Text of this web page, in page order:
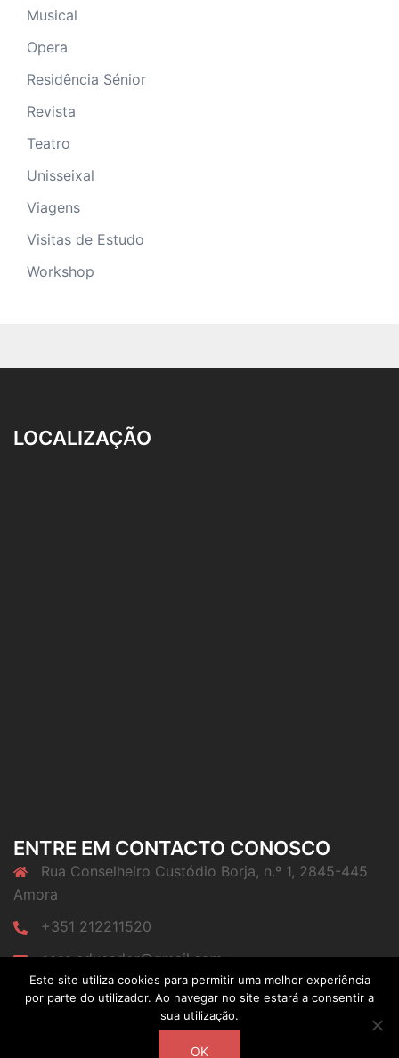
Musical
Opera
Residência Sénior
Revista
Teatro
Unisseixal
Viagens
Visitas de Estudo
Workshop
LOCALIZAÇÃO
ENTRE EM CONTACTO CONOSCO
Rua Conselheiro Custódio Borja, n.º 1, 2845-445
Amora
+351 212211520
casa.educador@gmail.com
Este site utiliza cookies para permitir uma melhor experiência
por parte do utilizador. Ao navegar no site estará a consentir a
sua utilização.
OK